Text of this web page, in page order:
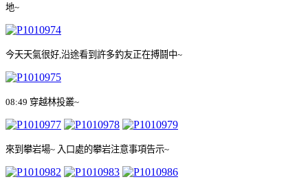
地~
今天天氣很好 沿途看到許多釣友正在搏鬪中~
08:49 穿越林投叢~
來到攀岩場~ 入口處的攀岩注意事項告示~